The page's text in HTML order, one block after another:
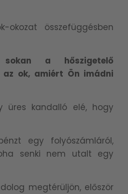
okozat összefüggésben
a hőszigetelő
az ok, amiért Ön imádni
üres kandalló elé, hogy
egy folyószámláról,
senki nem utalt egy
megtérüljön, először